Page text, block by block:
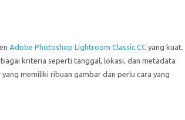
Adobe Photoshop Lightroom Classic CC yang kuat.
kriteria seperti tanggal, lokasi, dan metadata
memiliki ribuan gambar dan perlu cara yang